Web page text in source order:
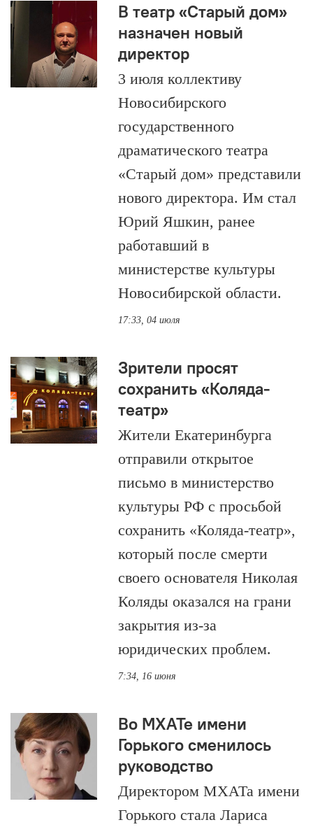
В театр «Старый дом»
назначен новый
директор
3 июля коллективу
Новосибирского
государственного
драматического театра
«Старый дом» представили
нового директора. Им стал
Юрий Яшкин, ранее
работавший в
министерстве культуры
Новосибирской области.
17:33, 04 июля
Зрители просят
сохранить «Коляда-
театр»
Жители Екатеринбурга
отправили открытое
письмо в министерство
культуры РФ с просьбой
сохранить «Коляда-театр»,
который после смерти
своего основателя Николая
Коляды оказался на грани
закрытия из-за
юридических проблем.
7:34, 16 июня
Во МХАТе имени
Горького сменилось
руководство
Директором МХАТа имени
Горького стала Лариса